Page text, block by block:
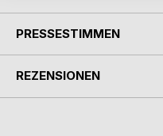
PRESSESTIMMEN
REZENSIONEN